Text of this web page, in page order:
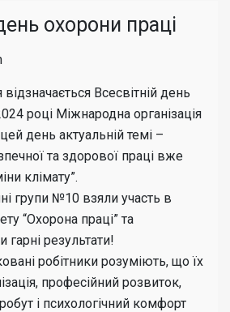
охорони праці
Всесвітній день
році Міжнародна організація
день актуальній темі –
та здорової праці вже
клімату”.
групи №10 взяли участь в
“Охорона праці” та
результати!
робітники розуміють, що їх
професійний розвиток,
і психологічний комфорт